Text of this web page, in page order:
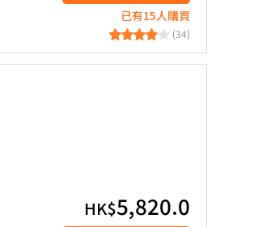
已有15人購買
(34)
HK$5,820.0